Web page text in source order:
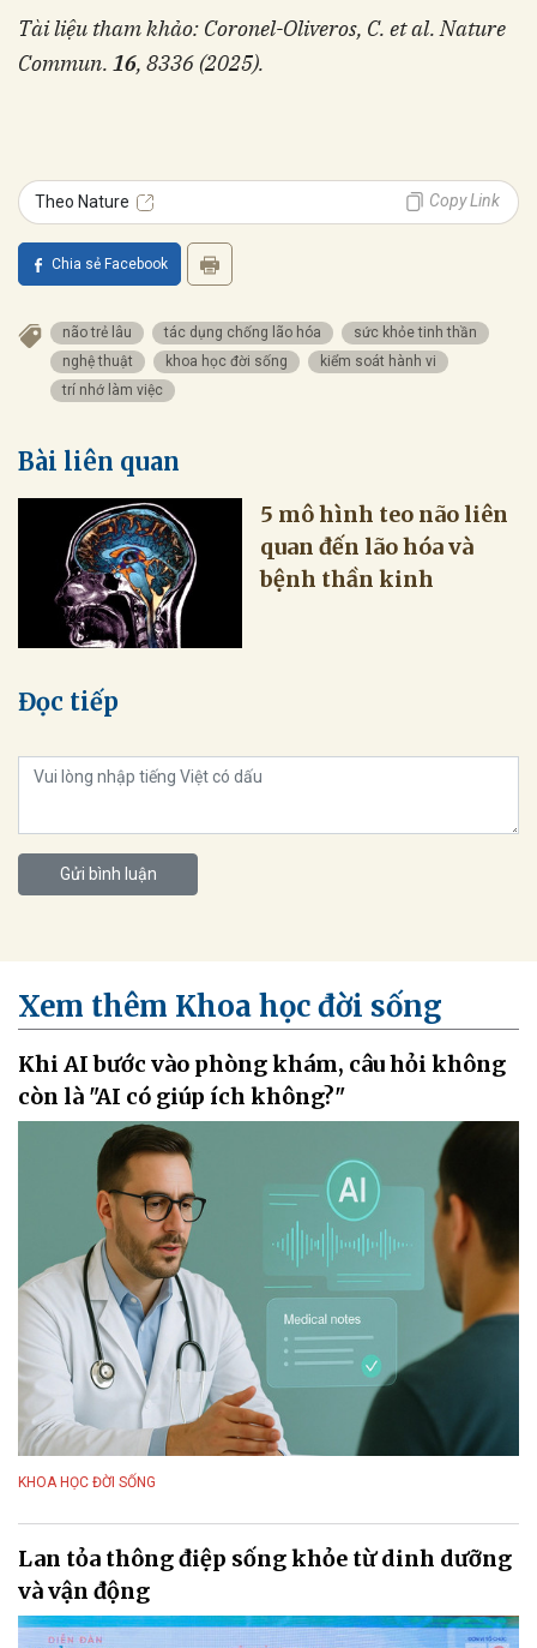
Tài liệu tham khảo: Coronel-Oliveros, C. et al. Nature
Commun. 16, 8336 (2025).
Theo Nature Copy Link
Chia sẻ Facebook
não trẻ lâu tác dụng chống lão hóa
sức khỏe tinh thần
nghệ thuật
khoa học đời sống
kiểm soát hành vi
trí nhớ làm việc
Bài liên quan
5 mô hình teo não liên
quan đến lão hóa và
bệnh thần kinh
Đọc tiếp
Gửi bình luận
Xem thêm Khoa học đời sống
Khi AI bước vào phòng khám, câu hỏi không
còn là "AI có giúp ích không?"
KHOA HỌC ĐỜI SỐNG
Lan tỏa thông điệp sống khỏe từ dinh dưỡng
và vận động